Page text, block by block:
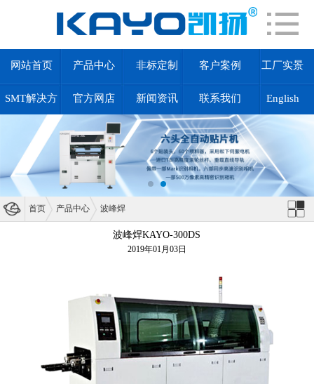
网站首页 产品中心 非标定制 客户案例 工厂实景
SMT解决方
案
官方网店 新闻资讯 联系我们 English
首页 产品中心 波峰焊
波峰焊KAYO-300DS
2019年01月03日